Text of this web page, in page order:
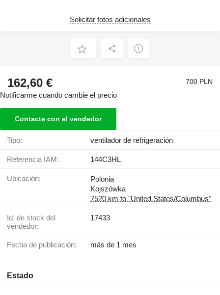
Solicitar fotos adicionales
162,60 € 700 PLN
Notificarme cuando cambie el precio
Contacte con el vendedor
Tipo: ventilador de refrigeración
Referencia IAM: 144C3HL
Ubicación:
Polonia
Kojszówka
7520 km to "United States/Columbus"
Id. de stock del
vendedor:
17433
Fecha de publicación: más de 1 mes
Estado